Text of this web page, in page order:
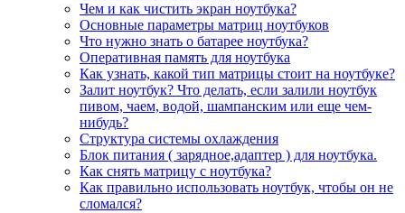
Чем и как чистить экран ноутбука?
Основные параметры матриц ноутбуков
Что нужно знать о батарее ноутбука?
Оперативная память для ноутбука
Как узнать, какой тип матрицы стоит на ноутбуке?
Залит ноутбук? Что делать, если залили ноутбук
пивом, чаем, водой, шампанским или еще чем-
нибудь?
Структура системы охлаждения
Блок питания ( зарядное,адаптер ) для ноутбука.
Как снять матрицу с ноутбука?
Как правильно использовать ноутбук, чтобы он не
сломался?